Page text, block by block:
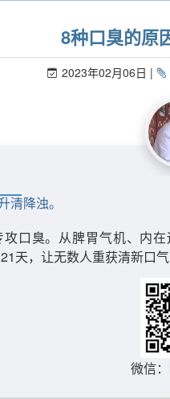
8种口臭的原
2023年02月06日
清降浊。
攻口臭。从脾胃气机、内
天，让无数人重获清新口气
微信：